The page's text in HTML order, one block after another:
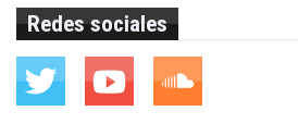
Redes sociales